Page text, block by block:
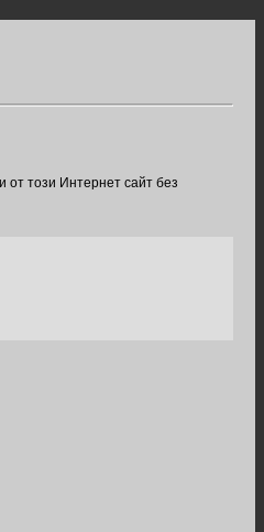
от този Интернет сайт без